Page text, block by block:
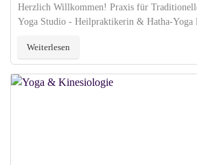
Herzlich Willkommen! Praxis für
Yoga Studio - Heilpraktikerin & Hatha-Yoga
Weiterlesen